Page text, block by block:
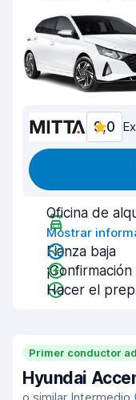
9,0
Oficina de
Mostrar
Fianza baja
Hacer el
Primer conductor
Hyundai